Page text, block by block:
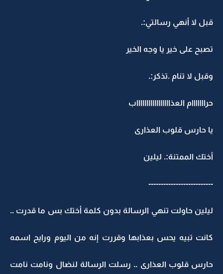
قبل لا أنهي رسالتي:.
تصبح على خير يا وجه الخير
وقبل لا تنام .تذكر:.
حرااااااام العذاااااااااااااااااب
يا حارس قلوب العذارى
أختك الممتنة:. ليلين
--------------------------
ليلين حاولت تنهي الرسالة بدون كلمة أختك بس ما قدرت ..
كانت تبيه يحس بعذابها وقررت إنه من اليوم ورايح اسمه
حارس قلوب العذارى .. رسلت الرسالة لنضال ونامت نامت